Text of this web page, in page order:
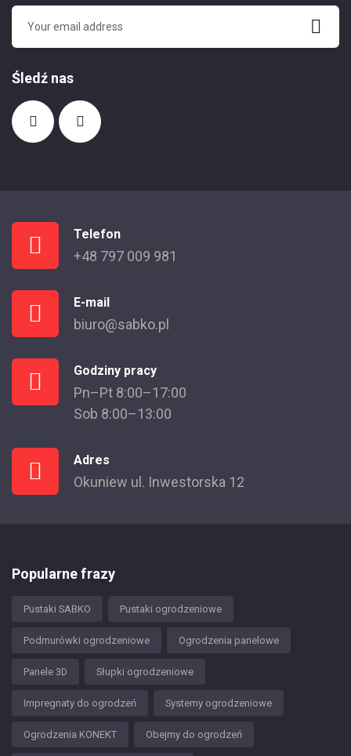
Śledź nas
Telefon
+48 797 009 981
E-mail
biuro@sabko.pl
Godziny pracy
Pn–Pt 8:00–17:00
Sob 8:00–13:00
Adres
Okuniew ul. Inwestorska 12
Popularne frazy
Pustaki SABKO Pustaki ogrodzeniowe
Podmurówki ogrodzeniowe Ogrodzenia panelowe
Panele 3D Słupki ogrodzeniowe
Impregnaty do ogrodzeń Systemy ogrodzeniowe
Ogrodzenia KONEKT Obejmy do ogrodzeń